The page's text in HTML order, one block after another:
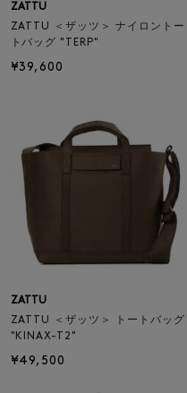
ZATTU
ZATTU ＜ザッツ＞ ナイロントー
トバッグ "TERP"
¥39,600
ZATTU
ZATTU ＜ザッツ＞ トートバッグ
"KINAX-T2"
¥49,500